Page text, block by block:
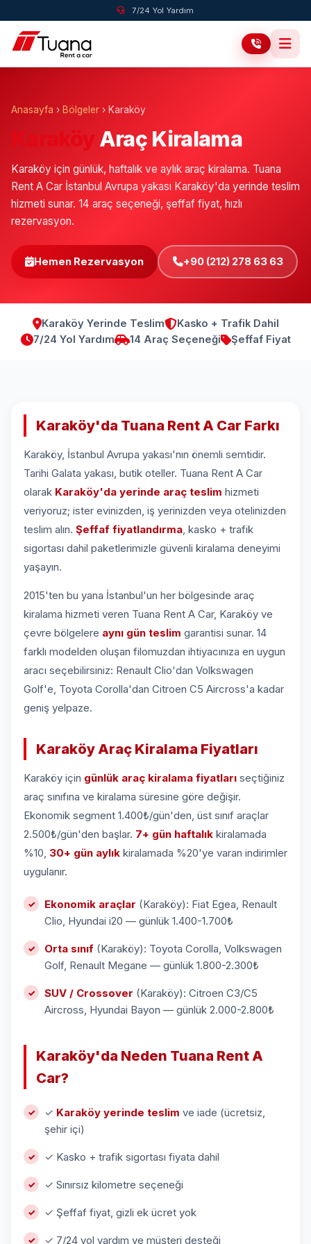
7/24 Yol Yardım
Anasayfa › Bölgeler › Karaköy
Karaköy Araç Kiralama
Karaköy için günlük, haftalık ve aylık araç kiralama. Tuana
Rent A Car İstanbul Avrupa yakası Karaköy'da yerinde teslim
hizmeti sunar. 14 araç seçeneği, şeffaf fiyat, hızlı
rezervasyon.
Hemen Rezervasyon +90 (212) 278 63 63
Karaköy Yerinde Teslim
Kasko + Trafik Dahil
7/24 Yol Yardım
14 Araç Seçeneği Şeffaf Fiyat
Karaköy'da Tuana Rent A Car Farkı
Karaköy, İstanbul Avrupa yakası'nın önemli semtidir.
Tarihi Galata yakası, butik oteller. Tuana Rent A Car
olarak Karaköy'da yerinde araç teslim hizmeti
veriyoruz; ister evinizden, iş yerinizden veya otelinizden
teslim alın. Şeffaf fiyatlandırma, kasko + trafik
sigortası dahil paketlerimizle güvenli kiralama deneyimi
yaşayın.
2015'ten bu yana İstanbul'un her bölgesinde araç
kiralama hizmeti veren Tuana Rent A Car, Karaköy ve
çevre bölgelere aynı gün teslim garantisi sunar. 14
farklı modelden oluşan filomuzdan ihtiyacınıza en uygun
aracı seçebilirsiniz: Renault Clio'dan Volkswagen
Golf'e, Toyota Corolla'dan Citroen C5 Aircross'a kadar
geniş yelpaze.
Karaköy Araç Kiralama Fiyatları
Karaköy için günlük araç kiralama fiyatları seçtiğiniz
araç sınıfına ve kiralama süresine göre değişir.
Ekonomik segment 1.400₺/gün'den, üst sınıf araçlar
2.500₺/gün'den başlar. 7+ gün haftalık kiralamada
%10, 30+ gün aylık kiralamada %20'ye varan indirimler
uygulanır.
Ekonomik araçlar (Karaköy): Fiat Egea, Renault
Clio, Hyundai i20 — günlük 1.400-1.700₺
Orta sınıf (Karaköy): Toyota Corolla, Volkswagen
Golf, Renault Megane — günlük 1.800-2.300₺
SUV / Crossover (Karaköy): Citroen C3/C5
Aircross, Hyundai Bayon — günlük 2.000-2.800₺
Karaköy'da Neden Tuana Rent A
Car?
✓ Karaköy yerinde teslim ve iade (ücretsiz,
şehir içi)
✓ Kasko + trafik sigortası fiyata dahil
✓ Sınırsız kilometre seçeneği
✓ Şeffaf fiyat, gizli ek ücret yok
✓ 7/24 yol yardım ve müşteri desteği